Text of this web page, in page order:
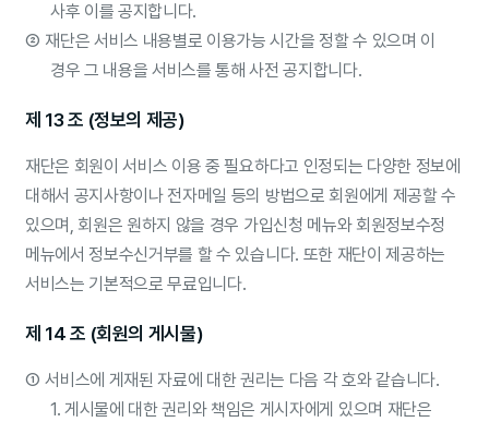
사후 이를 공지합니다.
② 재단은 서비스 내용별로 이용가능 시간을 정할 수 있으며 이
경우 그 내용을 서비스를 통해 사전 공지합니다.
제 13 조 (정보의 제공)
재단은 회원이 서비스 이용 중 필요하다고 인정되는 다양한 정보에
대해서 공지사항이나 전자메일 등의 방법으로 회원에게 제공할 수
있으며, 회원은 원하지 않을 경우 가입신청 메뉴와 회원정보수정
메뉴에서 정보수신거부를 할 수 있습니다. 또한 재단이 제공하는
서비스는 기본적으로 무료입니다.
제 14 조 (회원의 게시물)
① 서비스에 게재된 자료에 대한 권리는 다음 각 호와 같습니다.
1. 게시물에 대한 권리와 책임은 게시자에게 있으며 재단은